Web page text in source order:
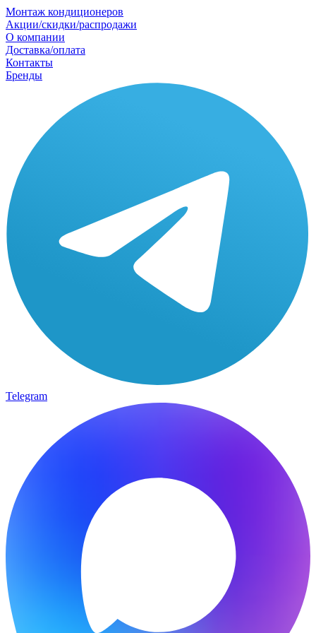
Монтаж кондиционеров
Акции/скидки/распродажи
О компании
Доставка/оплата
Контакты
Бренды
Telegram